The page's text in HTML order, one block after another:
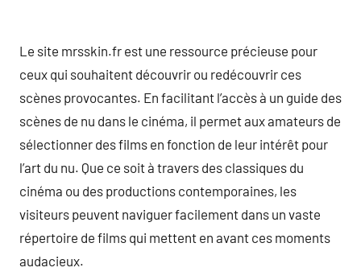
Le site mrsskin.fr est une ressource précieuse pour
ceux qui souhaitent découvrir ou redécouvrir ces
scènes provocantes. En facilitant l’accès à un guide des
scènes de nu dans le cinéma, il permet aux amateurs de
sélectionner des films en fonction de leur intérêt pour
l’art du nu. Que ce soit à travers des classiques du
cinéma ou des productions contemporaines, les
visiteurs peuvent naviguer facilement dans un vaste
répertoire de films qui mettent en avant ces moments
audacieux.